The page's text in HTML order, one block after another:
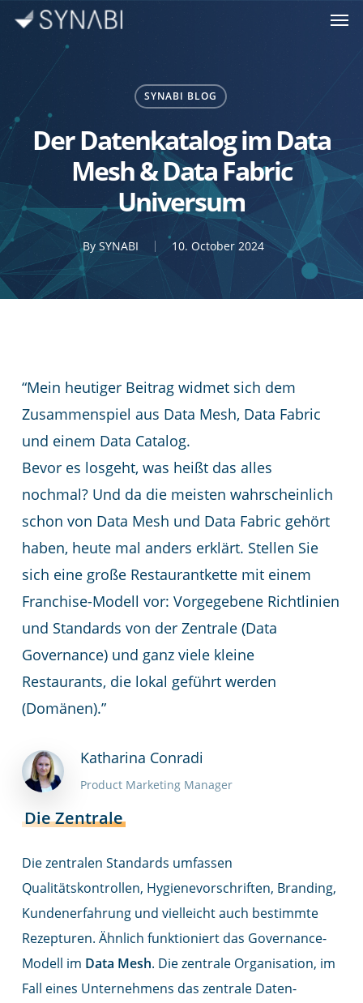
content
SYNABI BLOG
Der Datenkatalog im Data
Mesh & Data Fabric
Universum
By SYNABI 10. October 2024
“Mein heutiger Beitrag widmet sich dem
Zusammenspiel aus Data Mesh, Data Fabric
und einem Data Catalog.
Bevor es losgeht, was heißt das alles
nochmal? Und da die meisten wahrscheinlich
schon von Data Mesh und Data Fabric gehört
haben, heute mal anders erklärt. Stellen Sie
sich eine große Restaurantkette mit einem
Franchise-Modell vor: Vorgegebene Richtlinien
und Standards von der Zentrale (Data
Governance) und ganz viele kleine
Restaurants, die lokal geführt werden
(Domänen).”
Katharina Conradi
Product Marketing Manager
Die Zentrale
Die zentralen Standards umfassen
Qualitätskontrollen, Hygienevorschriften, Branding,
Kundenerfahrung und vielleicht auch bestimmte
Rezepturen. Ähnlich funktioniert das Governance-
Modell im Data Mesh. Die zentrale Organisation, im
Fall eines Unternehmens das zentrale Daten-